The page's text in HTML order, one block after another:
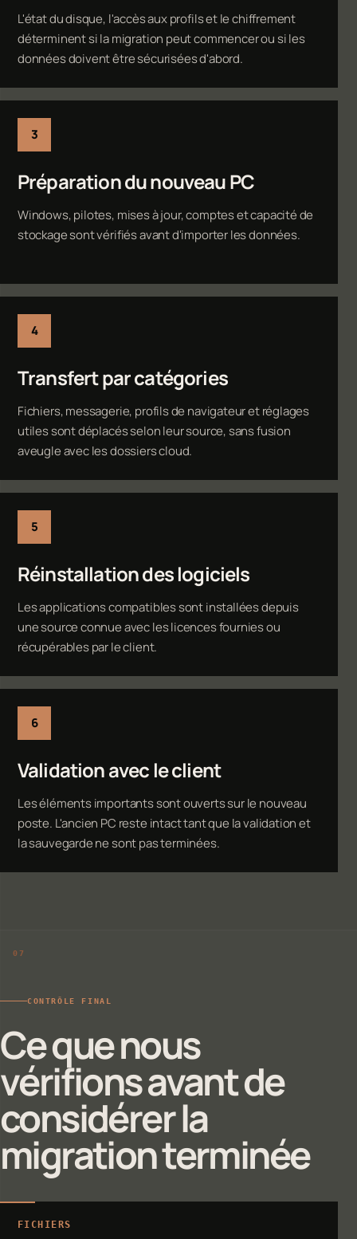
L'état du disque, l'accès aux profils et le chiffrement
déterminent si la migration peut commencer ou si les
données doivent être sécurisées d'abord.
Préparation du nouveau PC
Windows, pilotes, mises à jour, comptes et capacité de
stockage sont vérifiés avant d'importer les données.
Transfert par catégories
Fichiers, messagerie, profils de navigateur et réglages
utiles sont déplacés selon leur source, sans fusion
aveugle avec les dossiers cloud.
Réinstallation des logiciels
Les applications compatibles sont installées depuis
une source connue avec les licences fournies ou
récupérables par le client.
Validation avec le client
Les éléments importants sont ouverts sur le nouveau
poste. L'ancien PC reste intact tant que la validation et
la sauvegarde ne sont pas terminées.
CONTRÔLE FINAL
Ce que nous
vérifions avant de
considérer la
migration terminée
FICHIERS